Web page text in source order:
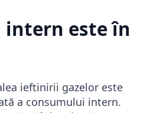
intern este în
ieftinirii gazelor este
a consumului intern.